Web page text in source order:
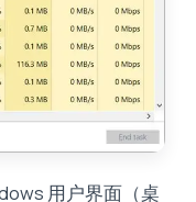
用户界面（桌